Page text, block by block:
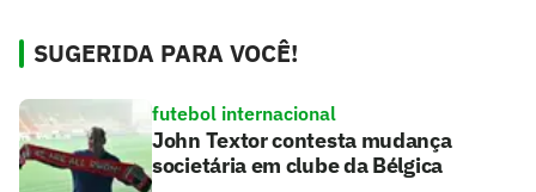
SUGERIDA PARA VOCÊ!
futebol internacional
John Textor contesta mudança
societária em clube da Bélgica